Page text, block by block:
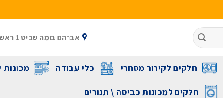
אברהם בומה שביט 1 ראשל"צ (מתחם יוקה פארק)
חלקים לקירור מסחרי כלי עבודה מכונות
חלקים למכונות כביסה \ תנורים